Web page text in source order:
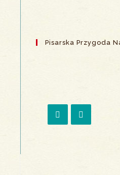
Pisarska Przygoda